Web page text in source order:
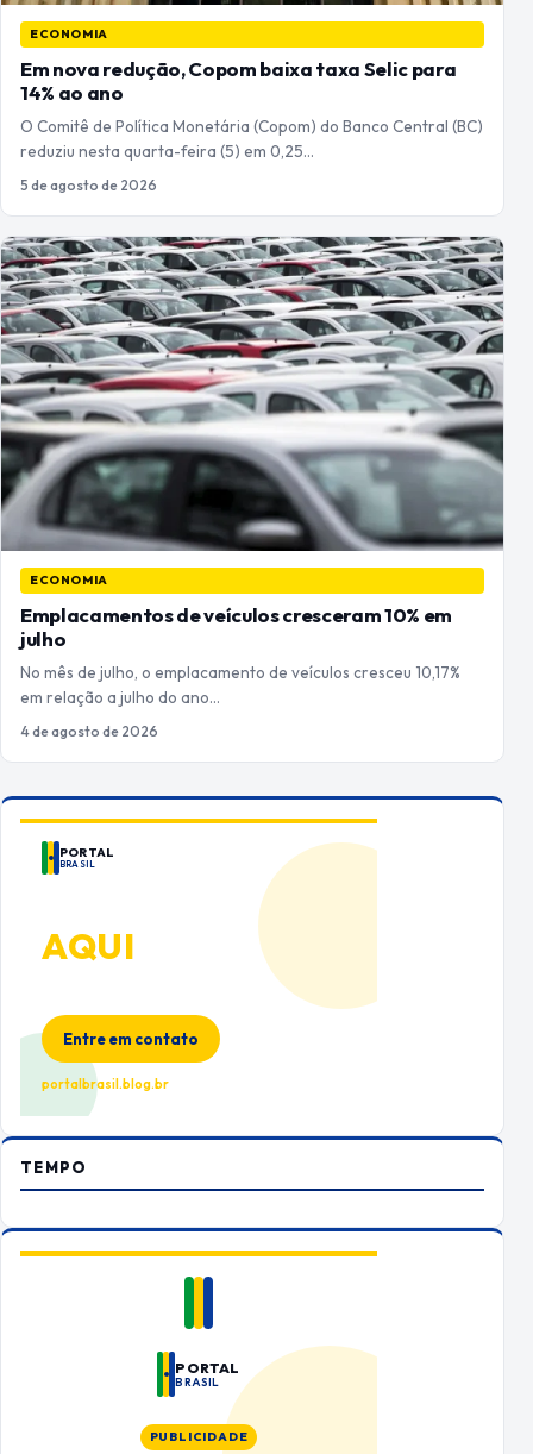
ECONOMIA
Em nova redução, Copom baixa taxa Selic para
14% ao ano
O Comitê de Política Monetária (Copom) do Banco Central (BC)
reduziu nesta quarta-feira (5) em 0,25…
5 de agosto de 2026
ECONOMIA
Emplacamentos de veículos cresceram 10% em
julho
No mês de julho, o emplacamento de veículos cresceu 10,17%
em relação a julho do ano…
4 de agosto de 2026
PORTAL
BRASIL
AQUI
Entre em contato
portalbrasil.blog.br
TEMPO
PORTAL
BRASIL
PUBLICIDADE